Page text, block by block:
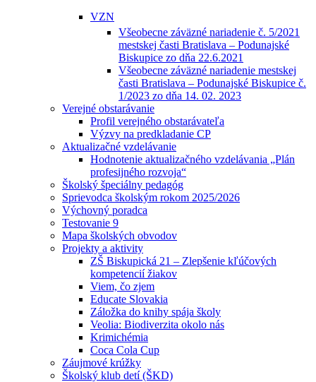
VZN
Všeobecne záväzné nariadenie č. 5/2021
mestskej časti Bratislava – Podunajské
Biskupice zo dňa 22.6.2021
Všeobecne záväzné nariadenie mestskej
časti Bratislava – Podunajské Biskupice č.
1/2023 zo dňa 14. 02. 2023
Verejné obstarávanie
Profil verejného obstarávateľa
Výzvy na predkladanie CP
Aktualizačné vzdelávanie
Hodnotenie aktualizačného vzdelávania „Plán
profesijného rozvoja“
Školský špeciálny pedagóg
Sprievodca školským rokom 2025/2026
Výchovný poradca
Testovanie 9
Mapa školských obvodov
Projekty a aktivity
ZŠ Biskupická 21 – Zlepšenie kľúčových
kompetencií žiakov
Viem, čo zjem
Educate Slovakia
Záložka do knihy spája školy
Veolia: Biodiverzita okolo nás
Krimichémia
Coca Cola Cup
Záujmové krúžky
Školský klub detí (ŠKD)